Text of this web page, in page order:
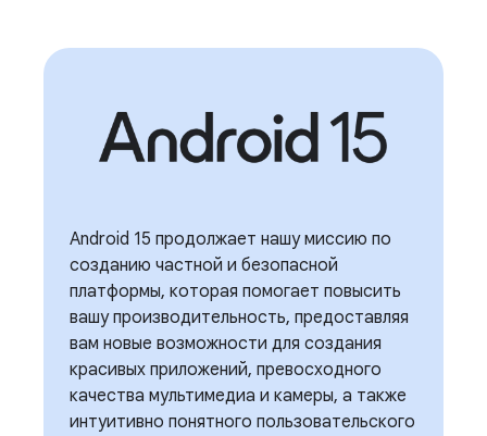
Android 15 продолжает нашу миссию по
созданию частной и безопасной
платформы, которая помогает повысить
вашу производительность, предоставляя
вам новые возможности для создания
красивых приложений, превосходного
качества мультимедиа и камеры, а также
интуитивно понятного пользовательского